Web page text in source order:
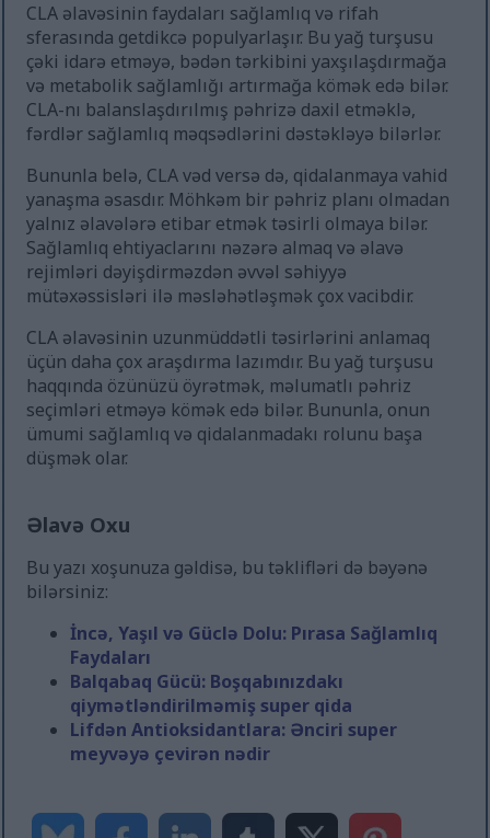
CLA əlavəsinin faydaları sağlamlıq və rifah
sferasında getdikcə populyarlaşır. Bu yağ turşusu
çəki idarə etməyə, bədən tərkibini yaxşılaşdırmağa
və metabolik sağlamlığı artırmağa kömək edə bilər.
CLA-nı balanslaşdırılmış pəhrizə daxil etməklə,
fərdlər sağlamlıq məqsədlərini dəstəkləyə bilərlər.
Bununla belə, CLA vəd versə də, qidalanmaya vahid
yanaşma əsasdır. Möhkəm bir pəhriz planı olmadan
yalnız əlavələrə etibar etmək təsirli olmaya bilər.
Sağlamlıq ehtiyaclarını nəzərə almaq və əlavə
rejimləri dəyişdirməzdən əvvəl səhiyyə
mütəxəssisləri ilə məsləhətləşmək çox vacibdir.
CLA əlavəsinin uzunmüddətli təsirlərini anlamaq
üçün daha çox araşdırma lazımdır. Bu yağ turşusu
haqqında özünüzü öyrətmək, məlumatlı pəhriz
seçimləri etməyə kömək edə bilər. Bununla, onun
ümumi sağlamlıq və qidalanmadakı rolunu başa
düşmək olar.
Əlavə Oxu
Bu yazı xoşunuza gəldisə, bu təklifləri də bəyənə
bilərsiniz:
İncə, Yaşıl və Güclə Dolu: Pırasa Sağlamlıq
Faydaları
Balqabaq Gücü: Boşqabınızdakı
qiymətləndirilməmiş super qida
Lifdən Antioksidantlara: Ənciri super
meyvəyə çevirən nədir